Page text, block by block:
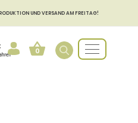
UND VERSAND AM FREITAG!
0